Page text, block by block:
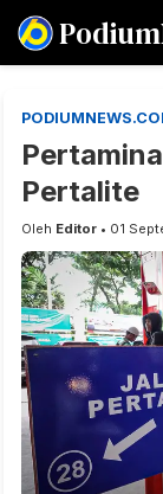
Pertalite
Oleh Editor • 01